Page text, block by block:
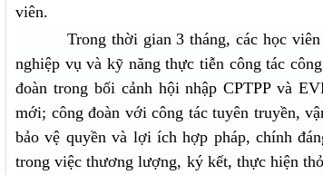
viên.
Trong thời gian 3 tháng, các học
nghiệp vụ và kỹ năng thực tiễn công tác
đoàn trong bối cảnh hội nhập CPTPP và
mới; công đoàn với công tác tuyên truyền,
bảo vệ quyền và lợi ích hợp pháp, chính
trong việc thương lượng, ký kết, thực hiện